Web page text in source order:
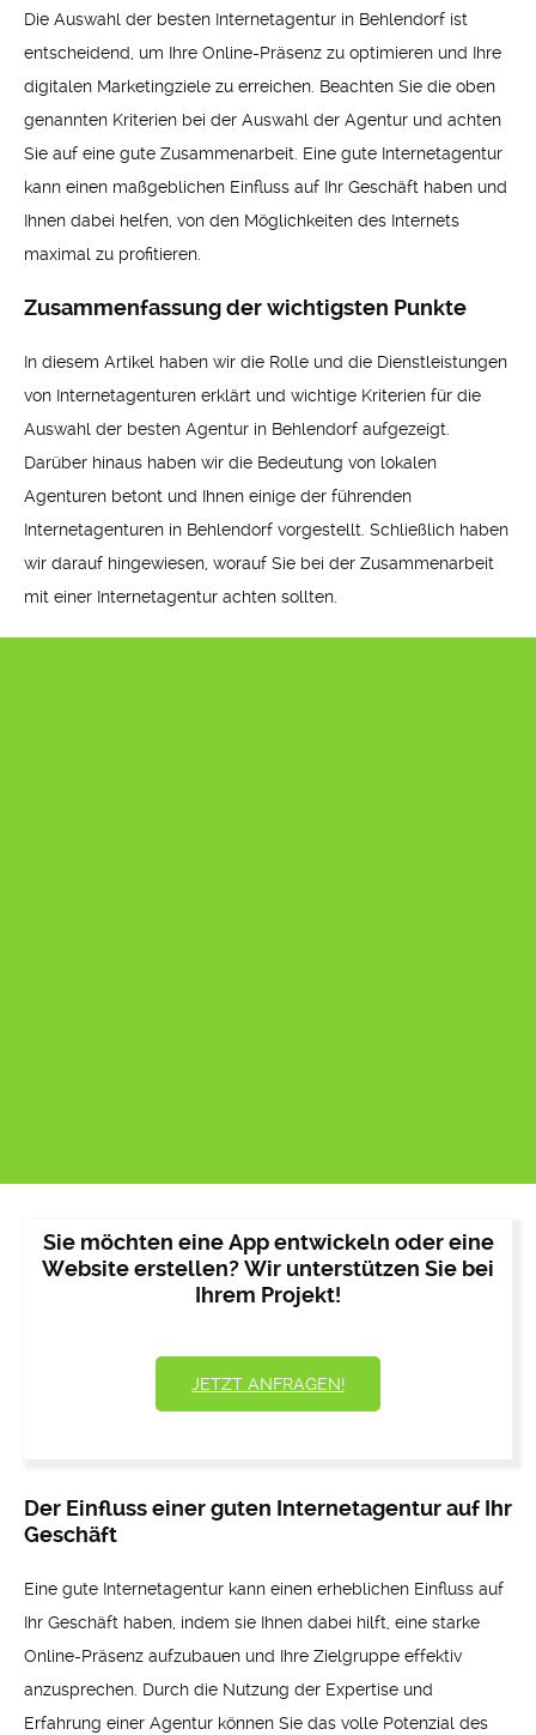
Die Auswahl der besten Internetagentur in Behlendorf ist
entscheidend, um Ihre Online-Präsenz zu optimieren und Ihre
digitalen Marketingziele zu erreichen. Beachten Sie die oben
genannten Kriterien bei der Auswahl der Agentur und achten
Sie auf eine gute Zusammenarbeit. Eine gute Internetagentur
kann einen maßgeblichen Einfluss auf Ihr Geschäft haben und
Ihnen dabei helfen, von den Möglichkeiten des Internets
maximal zu profitieren.
Zusammenfassung der wichtigsten Punkte
In diesem Artikel haben wir die Rolle und die Dienstleistungen
von Internetagenturen erklärt und wichtige Kriterien für die
Auswahl der besten Agentur in Behlendorf aufgezeigt.
Darüber hinaus haben wir die Bedeutung von lokalen
Agenturen betont und Ihnen einige der führenden
Internetagenturen in Behlendorf vorgestellt. Schließlich haben
wir darauf hingewiesen, worauf Sie bei der Zusammenarbeit
mit einer Internetagentur achten sollten.
Sie möchten eine App entwickeln oder eine
Website erstellen? Wir unterstützen Sie bei
Ihrem Projekt!
JETZT ANFRAGEN!
Der Einfluss einer guten Internetagentur auf Ihr
Geschäft
Eine gute Internetagentur kann einen erheblichen Einfluss auf
Ihr Geschäft haben, indem sie Ihnen dabei hilft, eine starke
Online-Präsenz aufzubauen und Ihre Zielgruppe effektiv
anzusprechen. Durch die Nutzung der Expertise und
Erfahrung einer Agentur können Sie das volle Potenzial des